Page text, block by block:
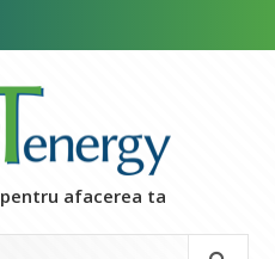
pentru afacerea ta